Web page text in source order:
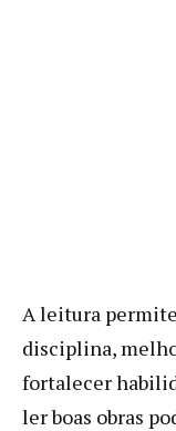
A leitura
disciplina,
fortalecer
ler boas obras